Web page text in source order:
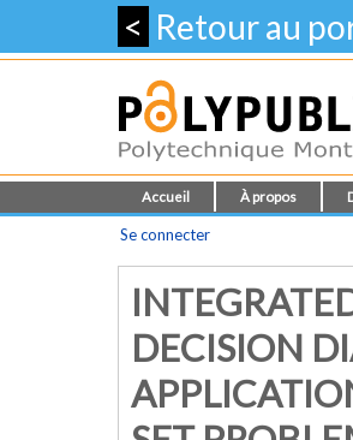
< Retour au
Accueil À propos
Se connecter
DECISION